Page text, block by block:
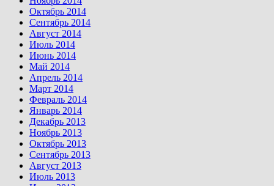
Октябрь 2014
Сентябрь 2014
Август 2014
Июль 2014
Июнь 2014
Май 2014
Апрель 2014
Март 2014
Февраль 2014
Январь 2014
Декабрь 2013
Ноябрь 2013
Октябрь 2013
Сентябрь 2013
Август 2013
Июль 2013